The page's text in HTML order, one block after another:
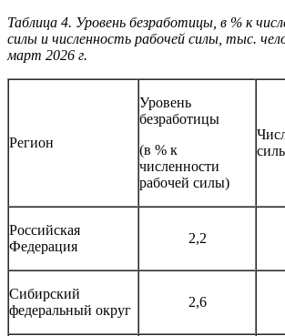
Таблица 4. Уровень безработицы, в % к
силы и численность рабочей силы, тыс.
март 2026 г.
Регион
Уровень
безработицы
(в % к
численности
рабочей силы)
Российская
Федерация
2,2
Сибирский
федеральный округ
2,6